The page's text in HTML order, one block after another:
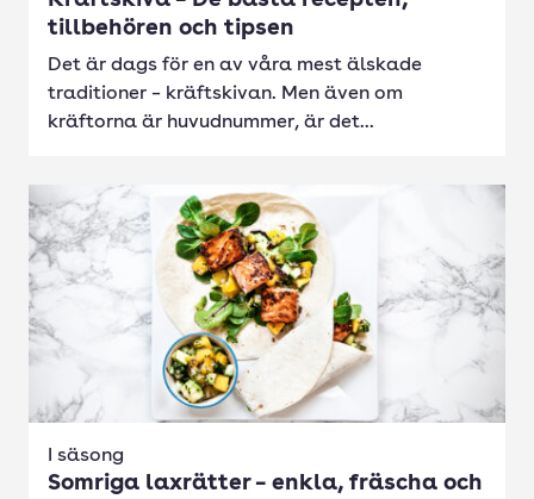
tillbehören och tipsen
Det är dags för en av våra mest älskade
traditioner – kräftskivan. Men även om
kräftorna är huvudnummer, är det...
I säsong
Somriga laxrätter – enkla, fräscha och